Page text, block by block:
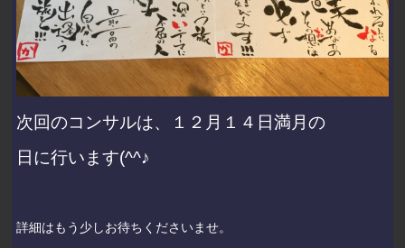
次回のコンサルは、１２月１４日満月の
日に行います(^^♪
詳細はもう少しお待ちくださいませ。